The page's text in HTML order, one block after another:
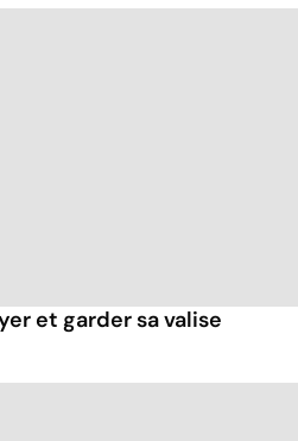
et garder sa valise